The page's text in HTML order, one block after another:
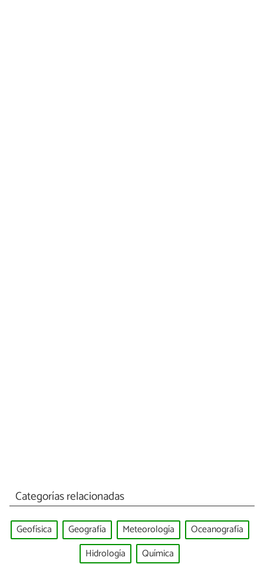
Categorías relacionadas
Geofísica Geografía Meteorología
Oceanografía
Hidrología
Química